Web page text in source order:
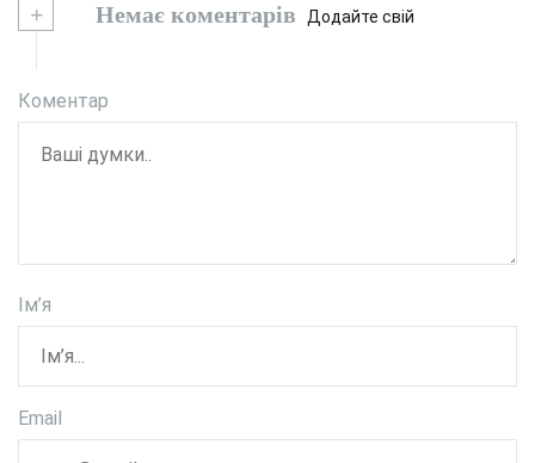
+ Немає коментарів Додайте свій
Коментар
Ім’я
Email